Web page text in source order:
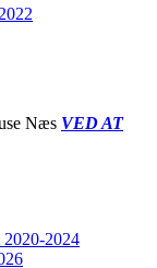
Næs VED AT
2024